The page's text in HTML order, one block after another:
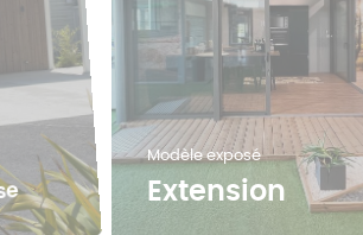
Extension
Modèle exposé